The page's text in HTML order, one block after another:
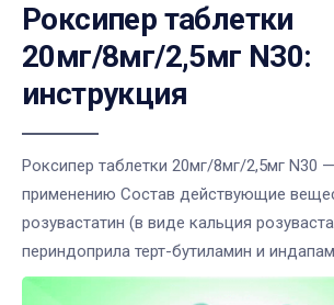
Роксипер таблетки
20мг/8мг/2,5мг N30:
инструкция
Роксипер таблетки 20мг/8мг/2,5мг N30
применению Состав действующие
розувастатин (в виде кальция
периндоприла терт-бутиламин и